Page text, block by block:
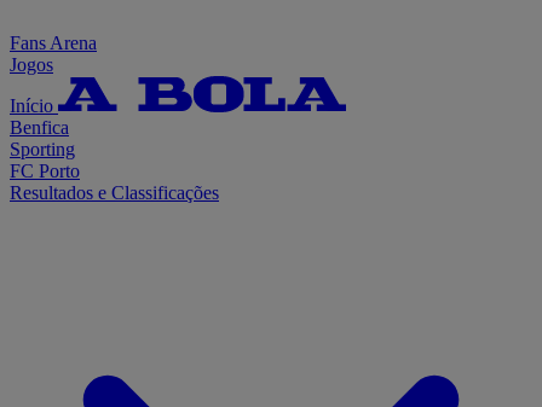
Fans Arena
Jogos
Início
Benfica
Sporting
FC Porto
Resultados e Classificações